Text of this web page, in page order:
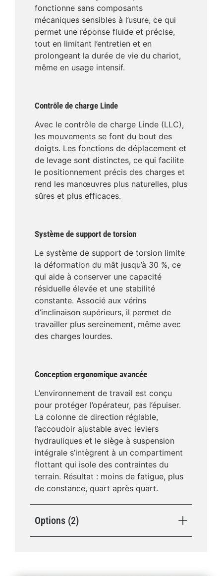
fonctionne sans composants
mécaniques sensibles à l’usure, ce qui
permet une réponse fluide et précise,
tout en limitant l’entretien et en
prolongeant la durée de vie du chariot,
même en usage intensif.
Contrôle de charge Linde
Avec le contrôle de charge Linde (LLC),
les mouvements se font du bout des
doigts. Les fonctions de déplacement et
de levage sont distinctes, ce qui facilite
le positionnement précis des charges et
rend les manœuvres plus naturelles, plus
sûres et plus efficaces.
Système de support de torsion
Le système de support de torsion limite
la déformation du mât jusqu’à 30 %, ce
qui aide à conserver une capacité
résiduelle élevée et une stabilité
constante. Associé aux vérins
d’inclinaison supérieurs, il permet de
travailler plus sereinement, même avec
des charges lourdes.
Conception ergonomique avancée
L’environnement de travail est conçu
pour protéger l’opérateur, pas l’épuiser.
La colonne de direction réglable,
l’accoudoir ajustable avec leviers
hydrauliques et le siège à suspension
intégrale s’intègrent à un compartiment
flottant qui isole des contraintes du
terrain. Résultat : moins de fatigue, plus
de constance, quart après quart.
Options (2)